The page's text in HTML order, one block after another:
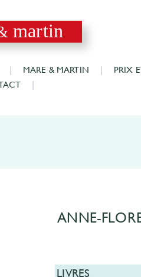
martin
MARE & MARTIN
PRIX
ANNE-
LIVRES